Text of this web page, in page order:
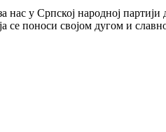
у Српској народној
се поноси својом дугом и